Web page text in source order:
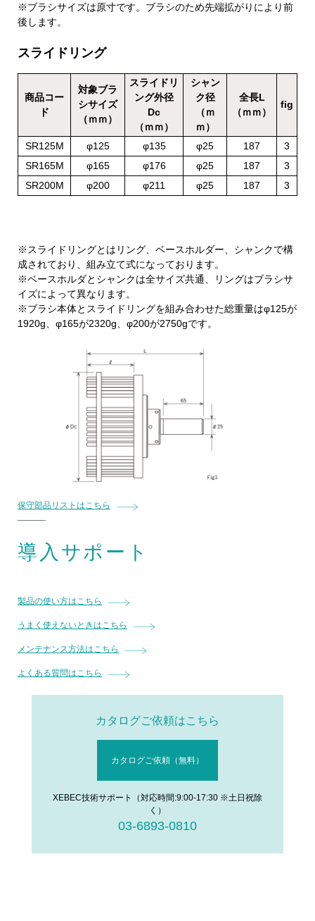
※ブラシサイズは原寸です。ブラシのため先端拡がりにより前
後します。
スライドリング
商品コー
ド
対象ブラ
シサイズ
（ｍｍ）
スライドリ
ング外径
Dc
（ｍｍ）
シャン
ク径
（ｍ
ｍ）
全長L
（ｍｍ）
fig
SR125M φ125 φ135 φ25 187
3
SR165M
φ165 φ176 φ25 187
3
SR200M
φ200 φ211 φ25 187 3
※スライドリングとはリング、ベースホルダー、シャンクで構
成されており、組み立て式になっております。
※ベースホルダとシャンクは全サイズ共通、リングはブラシサ
イズによって異なります。
※ブラシ本体とスライドリングを組み合わせた総重量はφ125が
1920g、φ165が2320g、φ200が2750gです。
保守部品リストはこちら
導入サポート
製品の使い方はこちら
うまく使えないときはこちら
メンテナンス方法はこちら
よくある質問はこちら
カタログご依頼はこちら
カタログご依頼（無料）
XEBEC技術サポート（対応時間:9:00-17:30 ※土日祝除
く）
03-6893-0810